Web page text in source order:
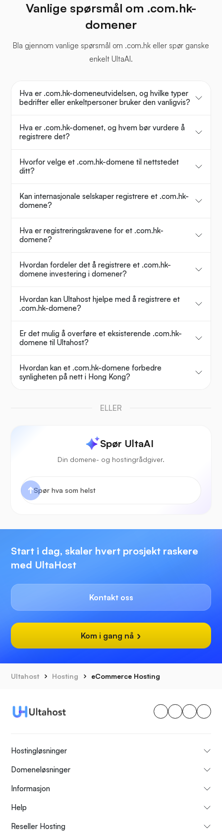
Vanlige spørsmål om .com.hk-
domener
Bla gjennom vanlige spørsmål om .com.hk eller spør ganske
enkelt UltaAI.
Hva er .com.hk-domeneutvidelsen, og hvilke typer
bedrifter eller enkeltpersoner bruker den vanligvis?
Hva er .com.hk-domenet, og hvem bør vurdere å
registrere det?
Hvorfor velge et .com.hk-domene til nettstedet
ditt?
Kan internasjonale selskaper registrere et .com.hk-
domene?
Hva er registreringskravene for et .com.hk-
domene?
Hvordan fordeler det å registrere et .com.hk-
domene investering i domener?
Hvordan kan Ultahost hjelpe med å registrere et
.com.hk-domene?
Er det mulig å overføre et eksisterende .com.hk-
domene til Ultahost?
Hvordan kan et .com.hk-domene forbedre
synligheten på nett i Hong Kong?
ELLER
Spør UltaAI
Din domene- og hostingrådgiver.
Start i dag, skaler hvert prosjekt raskere
med UltaHost
Kontakt oss
Kom i gang nå
Ultahost Hosting eCommerce Hosting
Hostingløsninger
Domeneløsninger
Informasjon
Help
Reseller Hosting